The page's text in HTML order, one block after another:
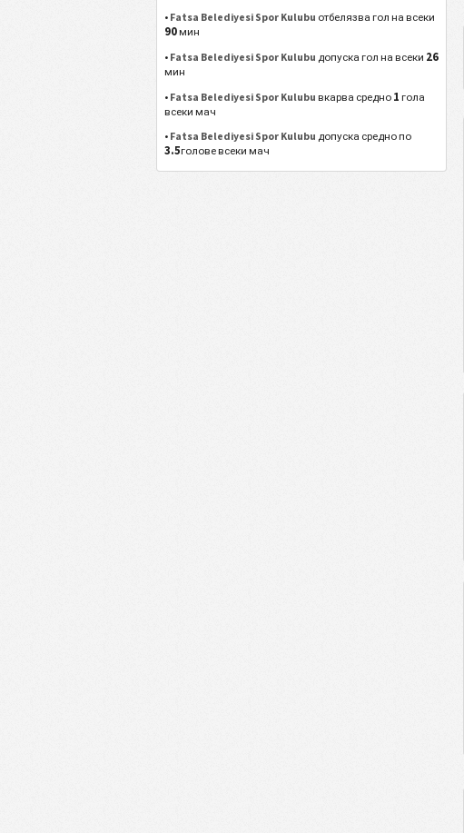
• Fatsa Belediyesi Spor Kulubu отбелязва гол на всеки
90мин
• Fatsa Belediyesi Spor Kulubu допуска гол на всеки 26
мин
• Fatsa Belediyesi Spor Kulubu вкарва средно 1 гола
всеки мач
• Fatsa Belediyesi Spor Kulubu допуска средно по
3.5голове всеки мач